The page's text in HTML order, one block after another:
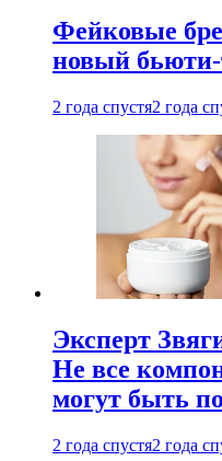
Фейковые
новый бьюти-
2 года спустя2 года
Эксперт
Не все
могут быть
2 года спустя2 года